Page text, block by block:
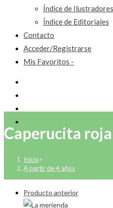
Índice de Ilustradores
Índice de Editoriales
Contacto
Acceder/Registrarse
Mis Favoritos -
Caperucita
Inicio>
A partir de 4 años
Producto anterior